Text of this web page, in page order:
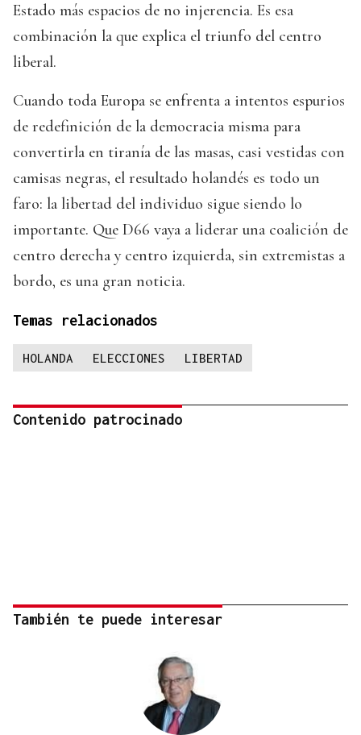
Estado más espacios de no injerencia. Es esa
combinación la que explica el triunfo del centro
liberal.
Cuando toda Europa se enfrenta a intentos espurios
de redefinición de la democracia misma para
convertirla en tiranía de las masas, casi vestidas con
camisas negras, el resultado holandés es todo un
faro: la libertad del individuo sigue siendo lo
importante. Que D66 vaya a liderar una coalición de
centro derecha y centro izquierda, sin extremistas a
bordo, es una gran noticia.
Temas relacionados
HOLANDA ELECCIONES LIBERTAD
Contenido patrocinado
También te puede interesar